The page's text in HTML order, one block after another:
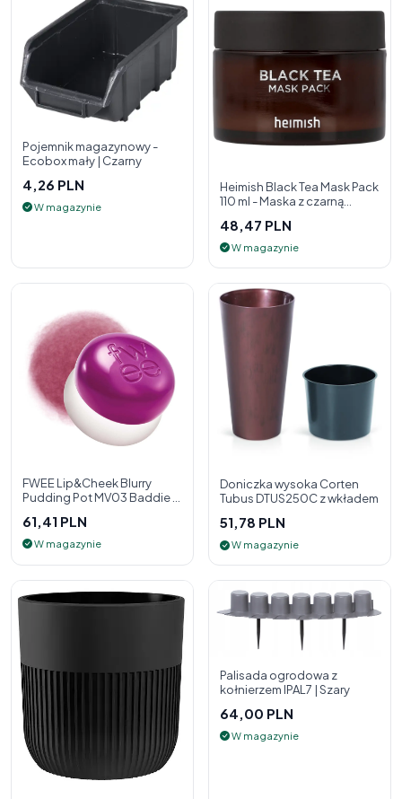
Pojemnik magazynowy -
Ecobox mały | Czarny
4,26 PLN
W magazynie
Heimish Black Tea Mask Pack
110 ml - Maska z czarną
48,47 PLN
W magazynie
FWEE Lip&Cheek Blurry
Pudding Pot MV03 Baddie 5
policzk
61,41 PLN
W magazynie
Doniczka wysoka Corten
Tubus DTUS250C z wkładem
51,78 PLN
W magazynie
Palisada ogrodowa z
kołnierzem IPAL7 | Szary
64,00 PLN
W magazynie